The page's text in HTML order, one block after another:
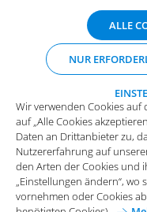
zu machen. Als Senior
sein Fokus auf
und Compliance. Mit
Transformation
Arbeitsumgebungen
ABONNIEREN
Wir verwenden Cookies auf
auf „Alle Cookies
Daten an Drittanbieter zu,
Nutzererfahrung auf
den Arten der Cookies und
„Einstellungen ändern“,
vornehmen oder Cookies
ALLE
NUR
Wir verwenden Cookies auf
auf „Alle Cookies
Daten an Drittanbieter zu,
Nutzererfahrung auf
den Arten der Cookies
„Einstellungen ändern“,
vornehmen oder Cookies
benötigten Cookies).
Widerspruch.
Diese Cookies
Funktion der